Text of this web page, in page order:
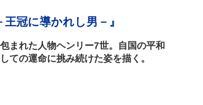
王冠に導かれし男－』
まれた人物ヘンリー7世。自国の平和
ての運命に挑み続けた姿を描く。